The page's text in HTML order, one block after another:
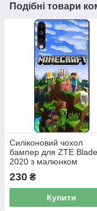
Подібні товари
Силіконовий чохол
бампер для ZTE
2020 з малюнком
230 ₴
Купити